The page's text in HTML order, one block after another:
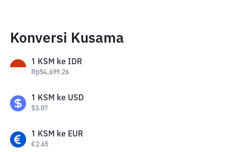
Konversi Kusama
1 KSM ke IDR
Rp54,699.26
1 KSM ke USD
$3.07
1 KSM ke EUR
€2.65